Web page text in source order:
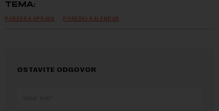
TEMA:
PORESKA UPRAVA PORESKI KALENDAR
OSTAVITE ODGOVOR